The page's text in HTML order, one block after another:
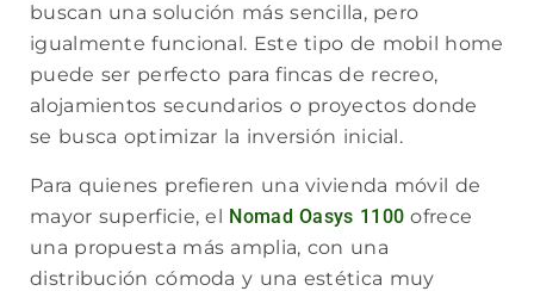
buscan una solución más sencilla, pero
igualmente funcional. Este tipo de mobil home
puede ser perfecto para fincas de recreo,
alojamientos secundarios o proyectos donde
se busca optimizar la inversión inicial.
Para quienes prefieren una vivienda móvil de
mayor superficie, el Nomad Oasys 1100 ofrece
una propuesta más amplia, con una
distribución cómoda y una estética muy